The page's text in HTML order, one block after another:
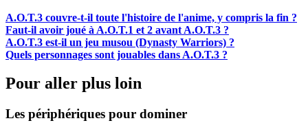
A.O.T.3 couvre-t-il toute l'histoire de l'anime, y compris la fin ?
Faut-il avoir joué à A.O.T.1 et 2 avant A.O.T.3 ?
A.O.T.3 est-il un jeu musou (Dynasty Warriors) ?
Quels personnages sont jouables dans A.O.T.3 ?
Pour aller plus loin
Les périphériques pour dominer